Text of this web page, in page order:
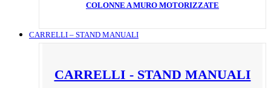
COLONNE A MURO MOTORIZZATE
CARRELLI – STAND MANUALI
CARRELLI - STAND MANUALI